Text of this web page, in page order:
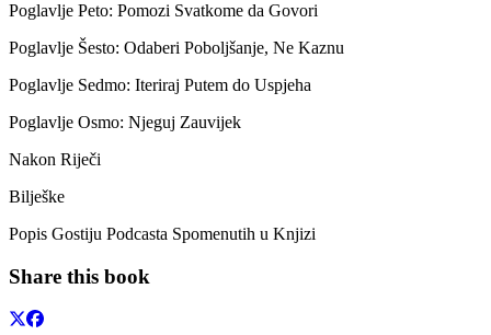
Poglavlje Peto: Pomozi Svatkome da Govori
Poglavlje Šesto: Odaberi Poboljšanje, Ne Kaznu
Poglavlje Sedmo: Iteriraj Putem do Uspjeha
Poglavlje Osmo: Njeguj Zauvijek
Nakon Riječi
Bilješke
Popis Gostiju Podcasta Spomenutih u Knjizi
Share this book